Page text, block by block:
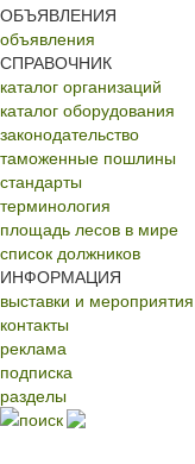
ОБЪЯВЛЕНИЯ
объявления
СПРАВОЧНИК
каталог организаций
каталог оборудования
законодательство
таможенные пошлины
стандарты
терминология
площадь лесов в мире
список должников
ИНФОРМАЦИЯ
выставки и мероприятия
контакты
реклама
подписка
разделы
поиск